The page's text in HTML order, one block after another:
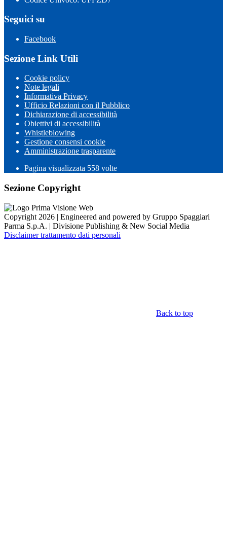
Seguici su
Facebook
Sezione Link Utili
Cookie policy
Note legali
Informativa Privacy
Ufficio Relazioni con il Pubblico
Dichiarazione di accessibilità
Obiettivi di accessibilità
Whistleblowing
Gestione consensi cookie
Amministrazione trasparente
Pagina visualizzata 558 volte
Sezione Copyright
Copyright 2026 | Engineered and powered by Gruppo Spaggiari
Parma S.p.A. | Divisione Publishing & New Social Media
Disclaimer trattamento dati personali
Back to top